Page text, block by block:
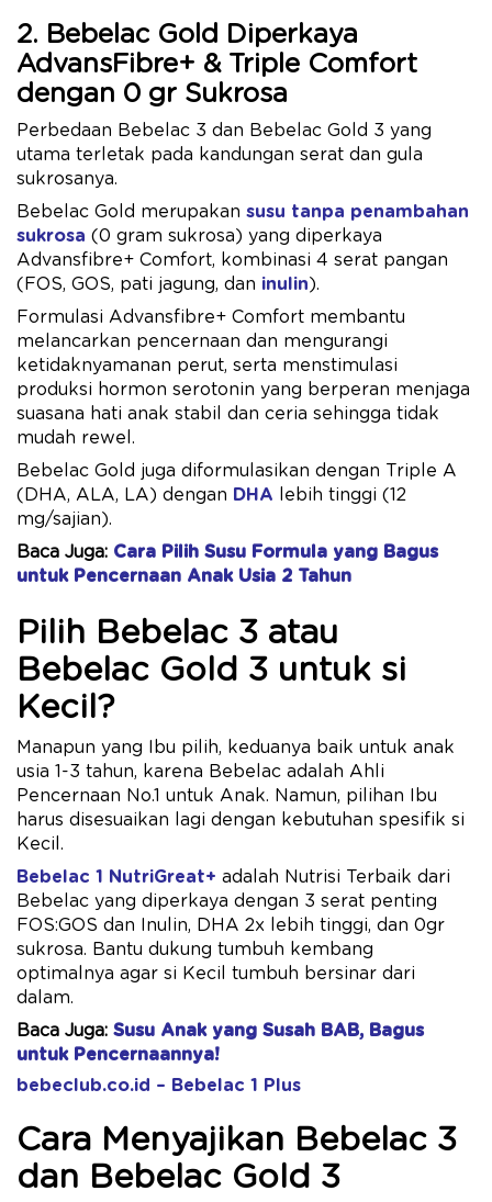
2. Bebelac Gold Diperkaya
AdvansFibre+ & Triple Comfort
dengan 0 gr Sukrosa
Perbedaan Bebelac 3 dan Bebelac Gold 3 yang
utama terletak pada kandungan serat dan gula
sukrosanya.
Bebelac Gold merupakan susu tanpa penambahan
sukrosa (0 gram sukrosa) yang diperkaya
Advansfibre+ Comfort, kombinasi 4 serat pangan
(FOS, GOS, pati jagung, dan inulin).
Formulasi Advansfibre+ Comfort membantu
melancarkan pencernaan dan mengurangi
ketidaknyamanan perut, serta menstimulasi
produksi hormon serotonin yang berperan menjaga
suasana hati anak stabil dan ceria sehingga tidak
mudah rewel.
Bebelac Gold juga diformulasikan dengan Triple A
(DHA, ALA, LA) dengan DHA lebih tinggi (12
mg/sajian).
Baca Juga: Cara Pilih Susu Formula yang Bagus
untuk Pencernaan Anak Usia 2 Tahun
Pilih Bebelac 3 atau
Bebelac Gold 3 untuk si
Kecil?
Manapun yang Ibu pilih, keduanya baik untuk anak
usia 1-3 tahun, karena Bebelac adalah Ahli
Pencernaan No.1 untuk Anak. Namun, pilihan Ibu
harus disesuaikan lagi dengan kebutuhan spesifik si
Kecil.
Bebelac 1 NutriGreat+ adalah Nutrisi Terbaik dari
Bebelac yang diperkaya dengan 3 serat penting
FOS:GOS dan Inulin, DHA 2x ​lebih tinggi, dan 0gr
sukrosa. Bantu dukung tumbuh kembang
optimalnya agar si Kecil tumbuh bersinar dari
dalam.
Baca Juga: Susu Anak yang Susah BAB, Bagus
untuk Pencernaannya!
bebeclub.co.id – Bebelac 1 Plus
Cara Menyajikan Bebelac 3
dan Bebelac Gold 3